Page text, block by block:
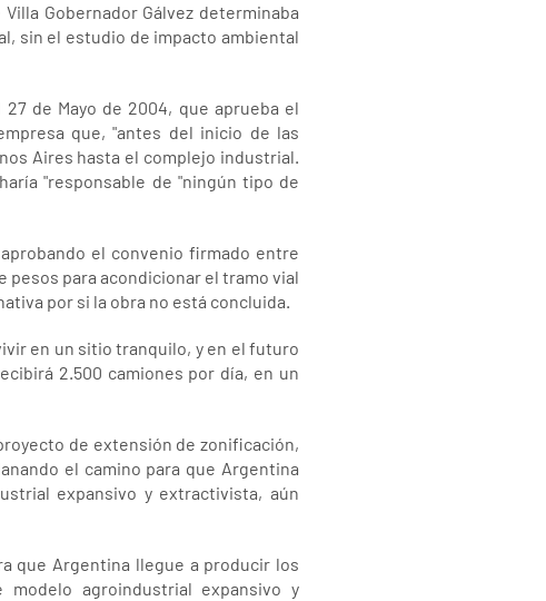
Gobernador Gálvez determinaba
sin el estudio de impacto ambiental
de Mayo de 2004, que aprueba el
que, "antes del inicio de las
Aires hasta el complejo industrial.
"responsable de "ningún tipo de
el convenio firmado entre
pesos para acondicionar el tramo vial
por si la obra no está concluida.
en un sitio tranquilo, y en el futuro
2.500 camiones por día, en un
de extensión de zonificación,
el camino para que Argentina
expansivo y extractivista, aún
que Argentina llegue a producir los
agroindustrial expansivo y